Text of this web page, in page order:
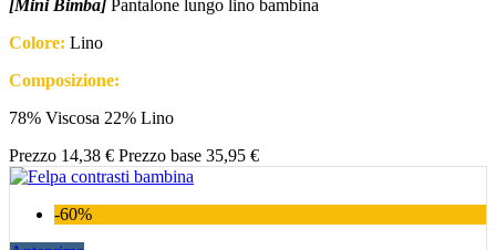
[Mini Bimba] Pantalone lungo lino bambina
Colore: Lino
Composizione:
78% Viscosa 22% Lino
Prezzo 14,38 € Prezzo base 35,95 €
-60%